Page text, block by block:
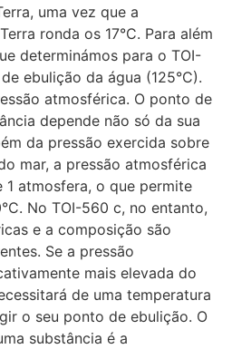
uma vez que a
ronda os 17°C. Para além
determinámos para o TOI-
ebulição da água (125°C).
atmosférica. O ponto de
depende não só da sua
da pressão exercida sobre
mar, a pressão atmosférica
1 atmosfera, o que permite
No TOI-560 c, no entanto,
e a composição são
Se a pressão
mais elevada do
de uma temperatura
o seu ponto de ebulição. O
substância é a